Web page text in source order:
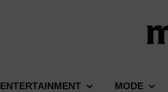
ENTERTAINMENT MODE